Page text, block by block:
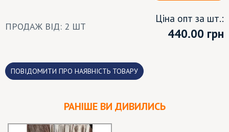
ПРОДАЖ ВІД: 2 ШТ
Ціна опт за шт.:
440.00 грн
ПОВІДОМИТИ ПРО НАЯВНІСТЬ ТОВАРУ
РАНІШЕ ВИ ДИВИЛИСЬ